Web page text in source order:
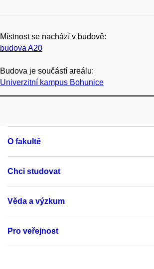
Místnost se nachází v budově:
budova A20
Budova je součástí areálu:
Univerzitní kampus Bohunice
O fakultě
Chci studovat
Věda a výzkum
Pro veřejnost